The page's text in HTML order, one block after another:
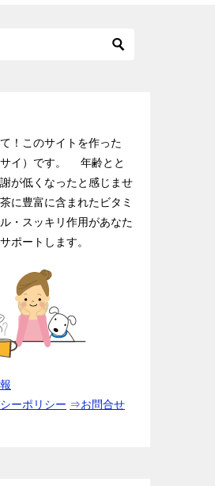
！このサイトを作った
イ）です。 年齢とと
が低くなったと感じませ
に豊富に含まれたビタミ
・スッキリ作用があなた
ポートします。
ーポリシー ⇒お問合せ